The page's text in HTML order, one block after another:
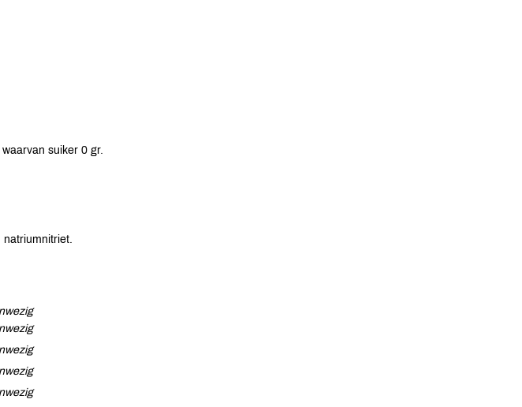
suiker 0 gr.
natriumnitriet.